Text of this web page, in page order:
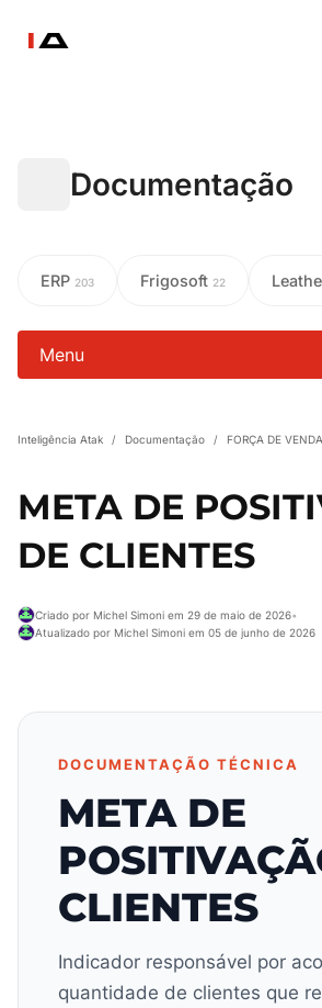
Documentação
ERP 203 Frigosoft 22
Menu
Inteligência Atak / Documentação / FORÇA DE
META DE
DE CLIENTES
Criado por Michel Simoni em 29 de maio de 2026•
Atualizado por Michel Simoni em 05 de junho de 2026
DOCUMENTAÇÃO TÉCNICA
META DE
CLIENTES
Indicador responsável por
quantidade de clientes que